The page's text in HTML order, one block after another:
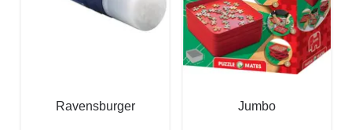
Ravensburger Jumbo